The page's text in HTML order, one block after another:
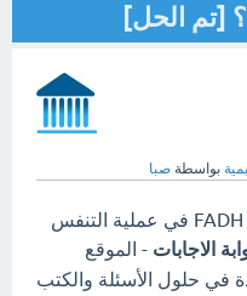
[تم الحل]
بواسطة صبا
سؤال يتمثل دور كل من NADH و FADH في عملية التنفس
الاجابات - الموقع
في حلول الأسئلة والكتب